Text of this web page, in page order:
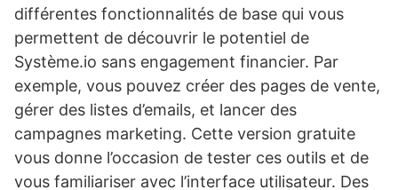
différentes fonctionnalités de base qui vous
permettent de découvrir le potentiel de
Système.io sans engagement financier. Par
exemple, vous pouvez créer des pages de vente,
gérer des listes d’emails, et lancer des
campagnes marketing. Cette version gratuite
vous donne l’occasion de tester ces outils et de
vous familiariser avec l’interface utilisateur. Des